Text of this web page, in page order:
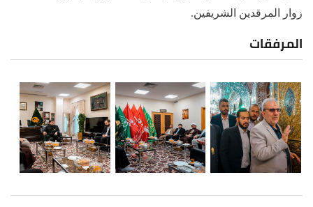
زوار المرقدين الشريفين.
المرفقات